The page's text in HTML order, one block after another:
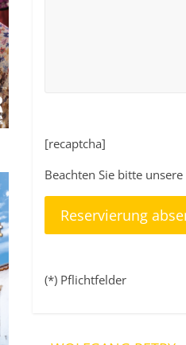
[recaptcha]
Beachten Sie bitte unsere
(*) Pflichtfelder